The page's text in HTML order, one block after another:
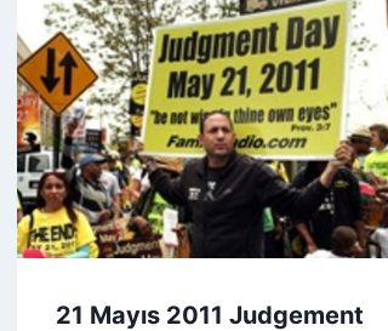
21 Mayıs 2011 Judgement